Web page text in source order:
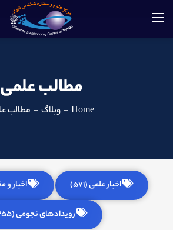
مطالب علمی
Home
- وبلاگ - مطالب
اخبار علمی (571) اخبار و
رویدادهای نجومی (255)